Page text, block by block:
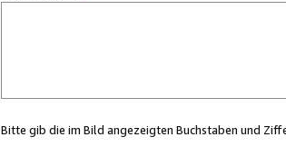
Bitte gib die im Bild angezeigten Buchstaben und